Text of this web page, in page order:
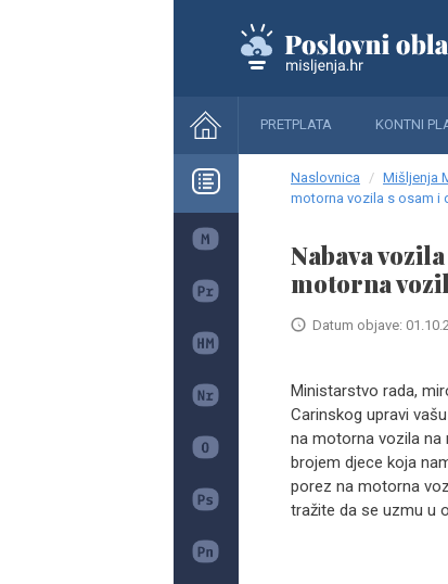
PRETPLATA KONTNI
Naslovnica Mišljenja
motorna vozila s osam i
Nabava
motorna
Datum objave:
Ministarstvo rada,
Carinskog upravi
na motorna vozila na
brojem djece koja
porez na motorna
tražite da se uzmu u